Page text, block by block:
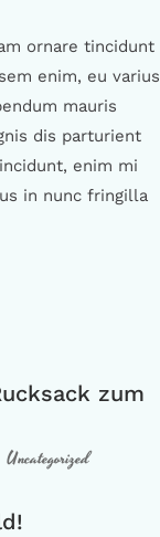
ornare tincidunt
enim, eu varius
mauris
dis parturient
enim mi
in nunc fringilla
zum
Uncategorized